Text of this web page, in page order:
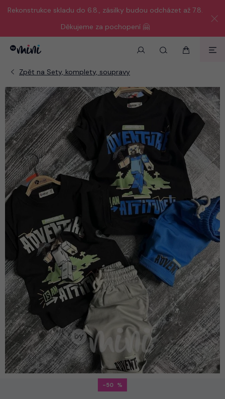
Rekonstrukce skladu do 6.8., zásilky budou odcházet až 7.8.
Děkujeme za pochopení 🤗
-50